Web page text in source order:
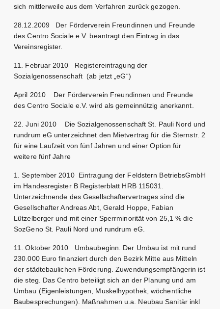
sich mittlerweile aus dem Verfahren zurück gezogen.
28.12.2009 Der Förderverein Freundinnen und Freunde
des Centro Sociale e.V. beantragt den Eintrag in das
Vereinsregister.
11. Februar 2010 Registereintragung der
Sozialgenossenschaft (ab jetzt „eG“)
April 2010 Der Förderverein Freundinnen und Freunde
des Centro Sociale e.V. wird als gemeinnützig anerkannt.
22. Juni 2010 Die Sozialgenossenschaft St. Pauli Nord und
rundrum eG unterzeichnet den Mietvertrag für die Sternstr. 2
für eine Laufzeit von fünf Jahren und einer Option für
weitere fünf Jahre
1. September 2010 Eintragung der Feldstern BetriebsGmbH
im Handesregister B Registerblatt HRB 115031.
Unterzeichnende des Gesellschaftervertrages sind die
Gesellschafter Andreas Abt, Gerald Hoppe, Fabian
Lützelberger und mit einer Sperrminorität von 25,1 % die
SozGeno St. Pauli Nord und rundrum eG.
11. Oktober 2010 Umbaubeginn. Der Umbau ist mit rund
230.000 Euro finanziert durch den Bezirk Mitte aus Mitteln
der städtebaulichen Förderung. Zuwendungsempfängerin ist
die steg. Das Centro beteiligt sich an der Planung und am
Umbau (Eigenleistungen, Muskelhypothek, wöchentliche
Baubesprechungen). Maßnahmen u.a. Neubau Sanitär inkl